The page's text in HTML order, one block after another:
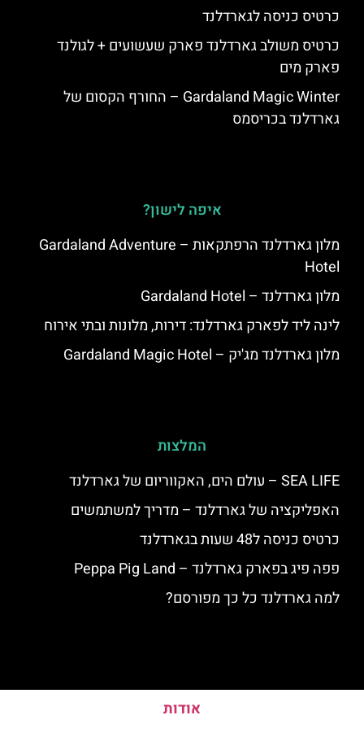
כרטיס כניסה לגארדלנד
כרטיס משולב גארדלנד פארק שעשועים + לגולנד
פארק מים
Gardaland Magic Winter – החורף הקסום של
גארדלנד בכריסמס
איפה לישון?
מלון גארדלנד הרפתקאות – Gardaland Adventure
Hotel
מלון גארדלנד – Gardaland Hotel
לינה ליד לפארק גארדלנד: דירות, מלונות ובתי אירוח
מלון גארדלנד מג'יק – Gardaland Magic Hotel
המלצות
SEA LIFE – עולם הים, האקווריום של גארדלנד
האפליקציה של גארדלנד – מדריך למשתמשים
כרטיס כניסה ל48 שעות בגארדלנד
פפה פיג בפארק גארדלנד – Peppa Pig Land
למה גארדלנד כל כך מפורסם?
אודות